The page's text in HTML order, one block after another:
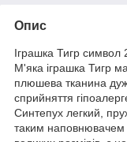
Опис
Іграшка Тигр символ
М'яка іграшка Тигр
плюшева тканина
сприйняття
Синтепух легкий,
таким наповнювачем